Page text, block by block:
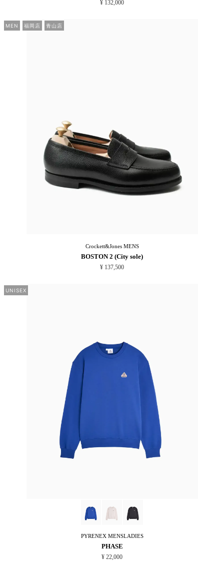
¥ 132,000
MEN 福岡店 青山店
Crockett&JonesMENS
BOSTON 2 (City sole)
¥ 137,500
UNISEX
PYRENEXMENSLADIES
PHASE
¥ 22,000